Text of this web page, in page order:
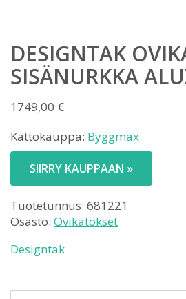
DESIGNTAK
SISÄNURKKA
1749,00 €
Kattokauppa: Byggmax
SIIRRY KAUPPAAN »
Tuotetunnus: 681221
Osasto: Ovikatokset
Designtak